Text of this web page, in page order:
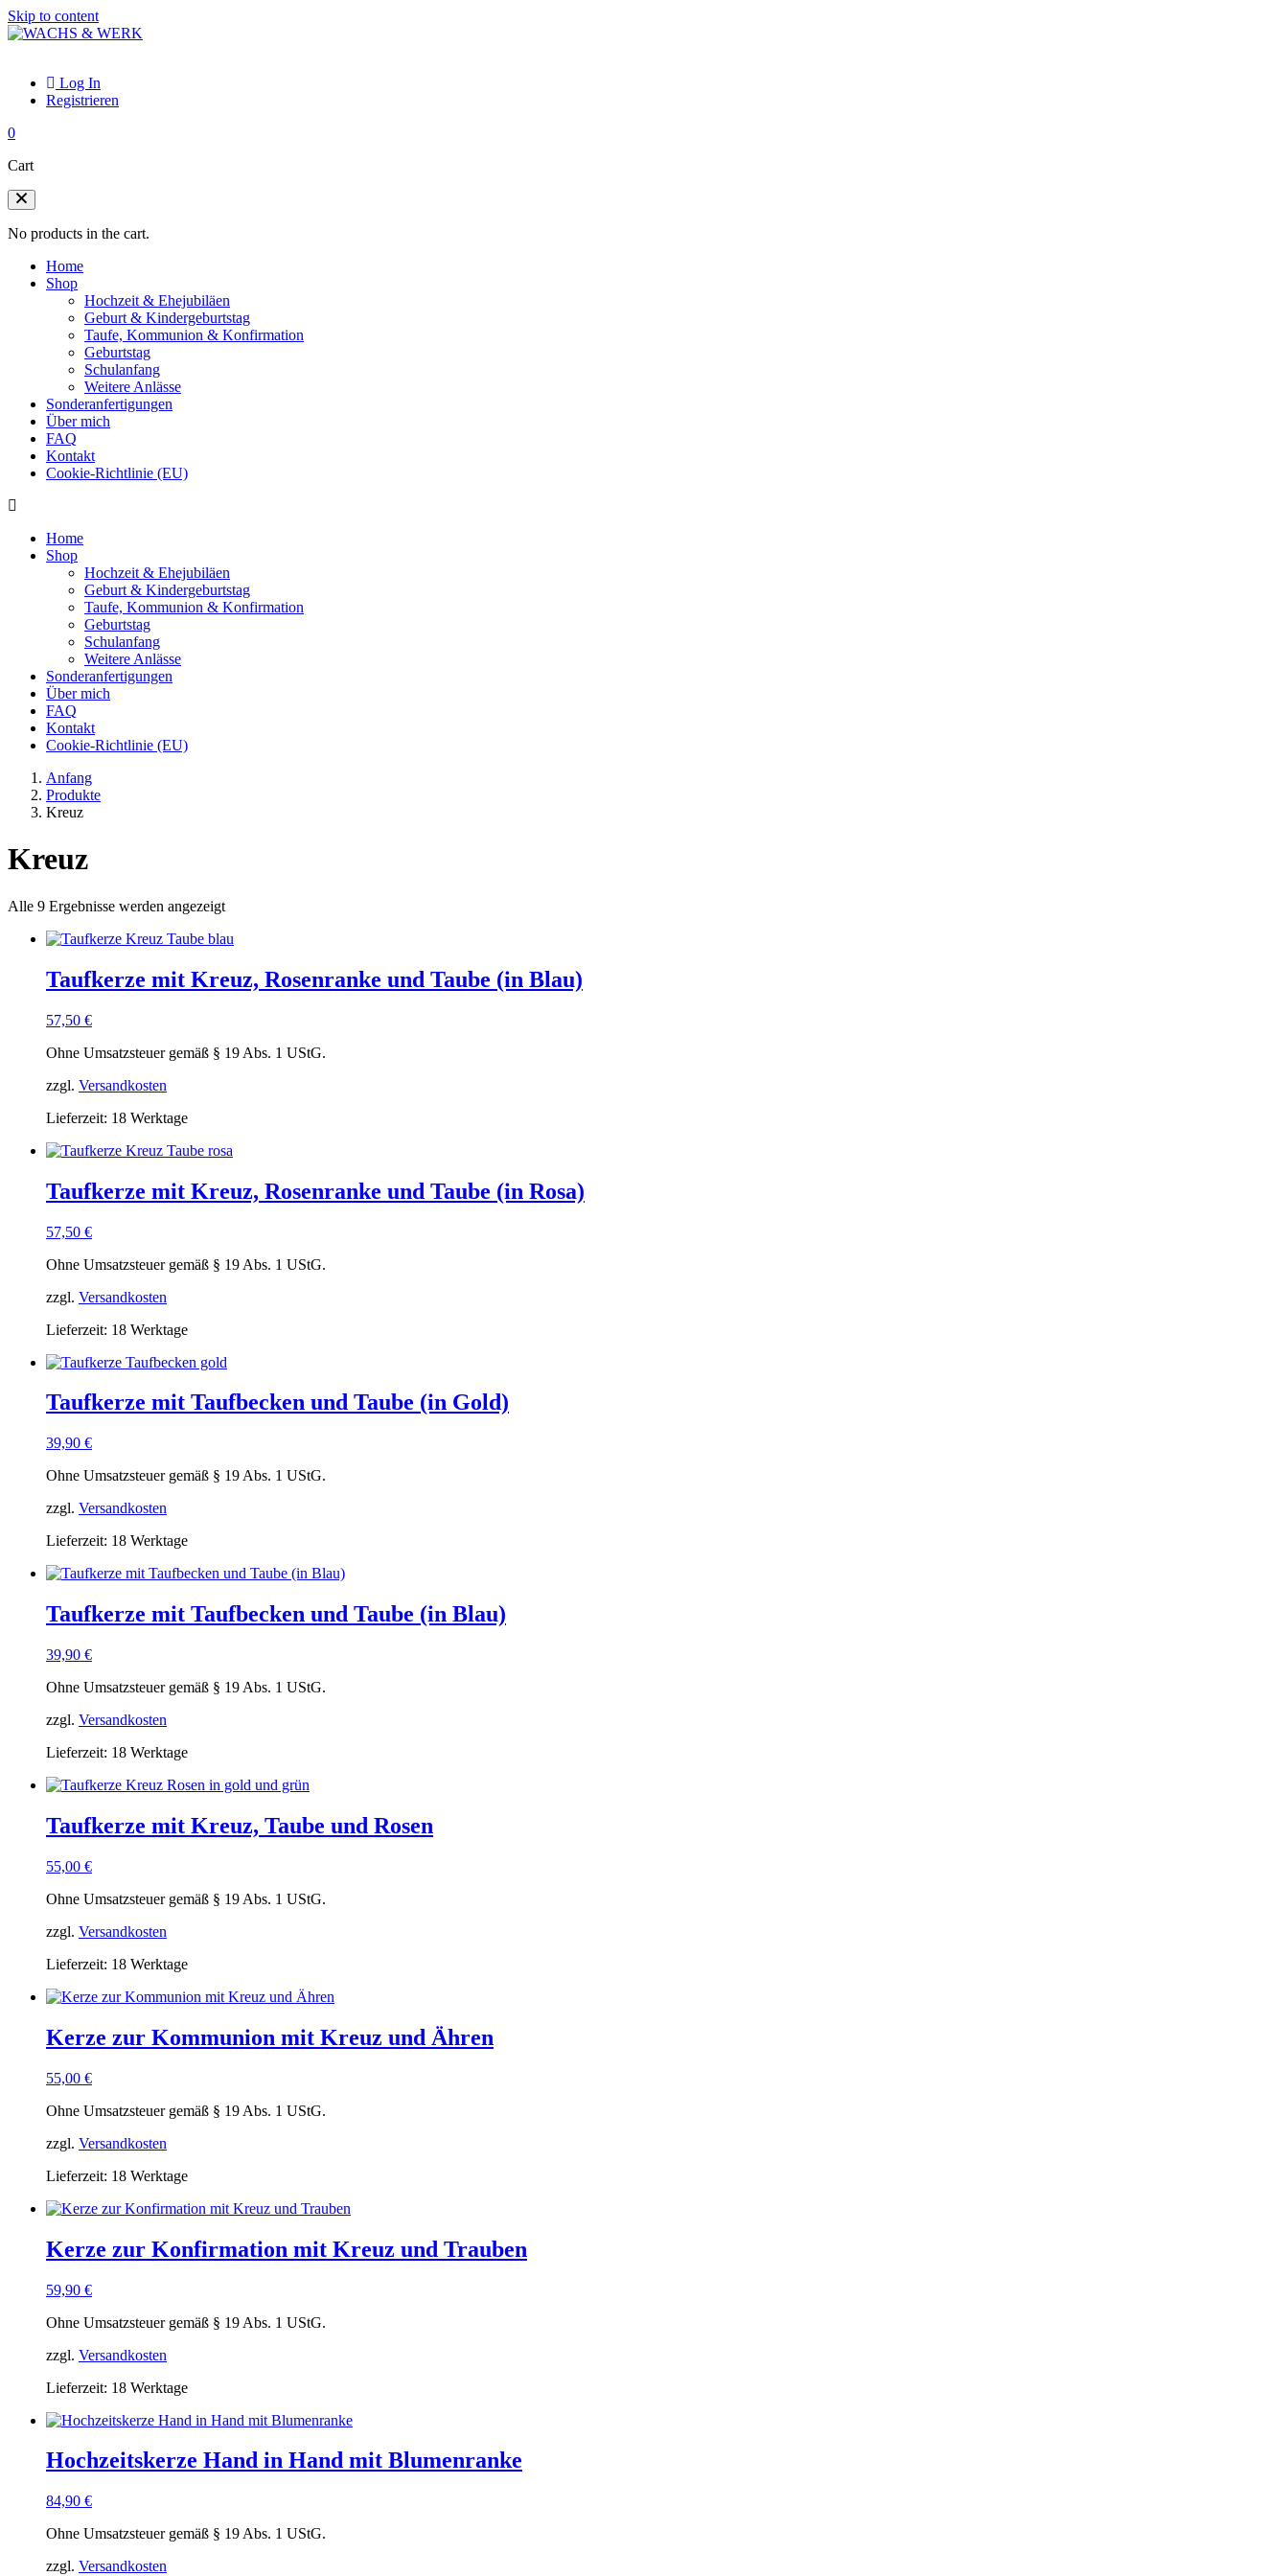
Skip to content
Log In
Registrieren
0
Cart
No products in the cart.
Home
Shop
Hochzeit & Ehejubiläen
Geburt & Kindergeburtstag
Taufe, Kommunion & Konfirmation
Geburtstag
Schulanfang
Weitere Anlässe
Sonderanfertigungen
Über mich
FAQ
Kontakt
Cookie-Richtlinie (EU)
Home
Shop
Hochzeit & Ehejubiläen
Geburt & Kindergeburtstag
Taufe, Kommunion & Konfirmation
Geburtstag
Schulanfang
Weitere Anlässe
Sonderanfertigungen
Über mich
FAQ
Kontakt
Cookie-Richtlinie (EU)
Anfang
Produkte
Kreuz
Kreuz
Alle 9 Ergebnisse werden angezeigt
Taufkerze mit Kreuz, Rosenranke und Taube (in Blau)
57,50 €
Ohne Umsatzsteuer gemäß § 19 Abs. 1 UStG.
zzgl. Versandkosten
Lieferzeit: 18 Werktage
Taufkerze mit Kreuz, Rosenranke und Taube (in Rosa)
57,50 €
Ohne Umsatzsteuer gemäß § 19 Abs. 1 UStG.
zzgl. Versandkosten
Lieferzeit: 18 Werktage
Taufkerze mit Taufbecken und Taube (in Gold)
39,90 €
Ohne Umsatzsteuer gemäß § 19 Abs. 1 UStG.
zzgl. Versandkosten
Lieferzeit: 18 Werktage
Taufkerze mit Taufbecken und Taube (in Blau)
39,90 €
Ohne Umsatzsteuer gemäß § 19 Abs. 1 UStG.
zzgl. Versandkosten
Lieferzeit: 18 Werktage
Taufkerze mit Kreuz, Taube und Rosen
55,00 €
Ohne Umsatzsteuer gemäß § 19 Abs. 1 UStG.
zzgl. Versandkosten
Lieferzeit: 18 Werktage
Kerze zur Kommunion mit Kreuz und Ähren
55,00 €
Ohne Umsatzsteuer gemäß § 19 Abs. 1 UStG.
zzgl. Versandkosten
Lieferzeit: 18 Werktage
Kerze zur Konfirmation mit Kreuz und Trauben
59,90 €
Ohne Umsatzsteuer gemäß § 19 Abs. 1 UStG.
zzgl. Versandkosten
Lieferzeit: 18 Werktage
Hochzeitskerze Hand in Hand mit Blumenranke
84,90 €
Ohne Umsatzsteuer gemäß § 19 Abs. 1 UStG.
zzgl. Versandkosten